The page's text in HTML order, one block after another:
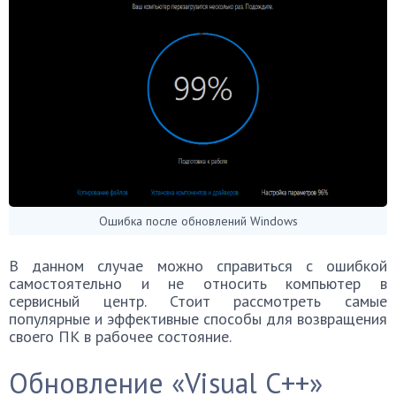
Ошибка после обновлений Windows
В данном случае можно справиться с ошибкой
самостоятельно и не относить компьютер в
сервисный центр. Стоит рассмотреть самые
популярные и эффективные способы для возвращения
своего ПК в рабочее состояние.
Обновление «Visual C++»